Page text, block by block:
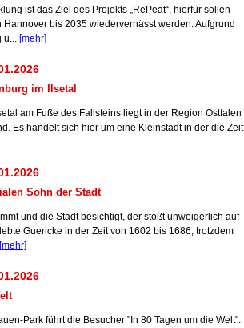
ist das Ziel des Projekts „RePeat“, hierfür sollen
bis 2035 wiedervernässt werden. Aufgrund
u... [mehr]
im Ilsetal
am Fuße des Fallsteins liegt in der Region Ostfalen
Es handelt sich hier um eine Kleinstadt in der die Zeit
Sohn der Stadt
und die Stadt besichtigt, der stößt unweigerlich auf
Guericke in der Zeit von 1602 bis 1686, trotzdem
[mehr]
Park führt die Besucher "In 80 Tagen um die Welt".